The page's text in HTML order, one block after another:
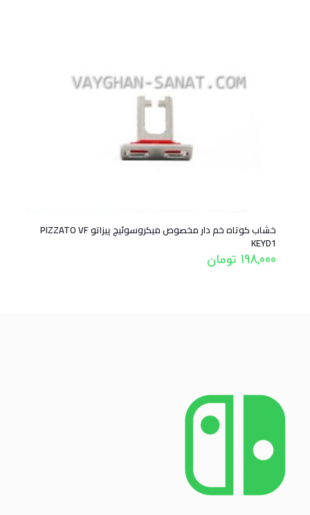
خشاب کوتاه خم دار مخصوص میکروسوئیچ پیزاتو PIZZATO VF
KEYD1
198,000 تومان